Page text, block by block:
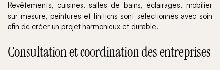
Revêtements, cuisines, salles de bains, éclairages, mobilier
sur mesure, peintures et finitions sont sélectionnés avec soin
afin de créer un projet harmonieux et durable.
Consultation et coordination des entreprises